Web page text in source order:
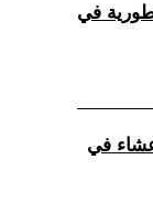
في
عشاء في